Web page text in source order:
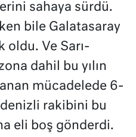
sahaya sürdü.
bile Galatasaray
oldu. Ve Sarı-
dahil bu yılın
mücadelede 6-
rakibini bu
eli boş gönderdi.